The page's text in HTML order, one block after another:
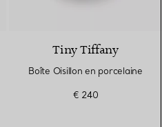
Tiny Tiffany
Boîte Oisillon en porcelaine
€ 240